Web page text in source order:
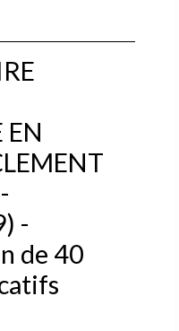
EN
-
de 40